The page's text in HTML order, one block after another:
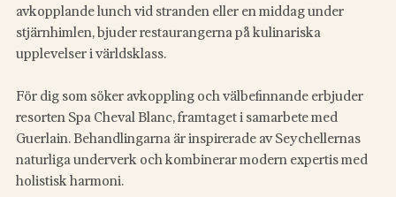
avkopplande lunch vid stranden eller en middag under
stjärnhimlen, bjuder restaurangerna på kulinariska
upplevelser i världsklass.
För dig som söker avkoppling och välbefinnande erbjuder
resorten Spa Cheval Blanc, framtaget i samarbete med
Guerlain. Behandlingarna är inspirerade av Seychellernas
naturliga underverk och kombinerar modern expertis med
holistisk harmoni.